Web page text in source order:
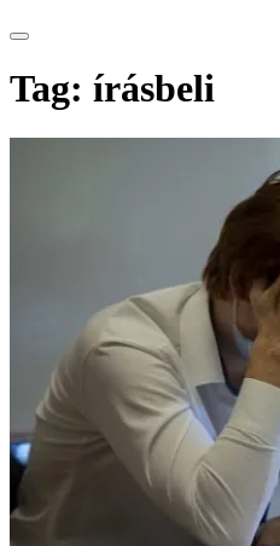
Tag: írásbeli